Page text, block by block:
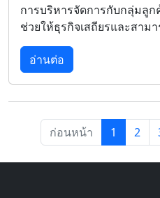
การบริหารจัดการกับกลุ่มลู
ช่วยให้ธุรกิจเสถียรและสาม
อ่านต่อ
ก่อนหน้า 1 2